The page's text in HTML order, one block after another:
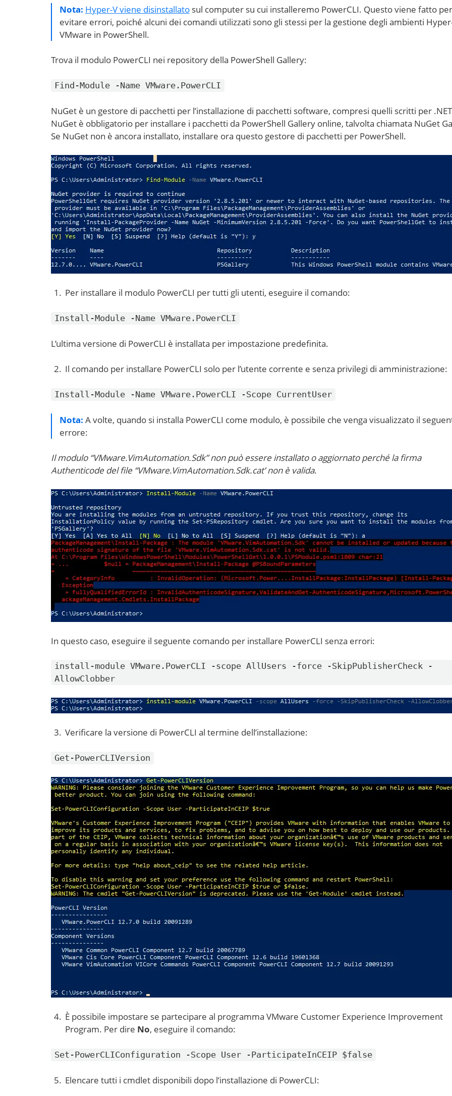
Nota: Hyper-V viene disinstallatosul computer su cui installeremo PowerCLI. Questo viene fatto per
evitare errori, poiché alcuni dei comandi utilizzati sono gli stessi per la gestione degli ambienti
VMware in PowerShell.
Trova il modulo PowerCLI nei repository della PowerShell Gallery:
Find-Module -Name VMware.PowerCLI
NuGet è un gestore di pacchetti per l’installazione di pacchetti software, compresi quelli scritti per
NuGet è obbligatorio per installare i pacchetti da PowerShell Gallery online, talvolta chiamata NuGet
Se NuGet non è ancora installato, installare ora questo gestore di pacchetti per PowerShell.
Per installare il modulo PowerCLI per tutti gli utenti, eseguire il comando:
Install-Module -Name VMware.PowerCLI
L’ultima versione di PowerCLI è installata per impostazione predefinita.
Il comando per installare PowerCLI solo per l’utente corrente e senza privilegi di amministrazione:
Install-Module -Name VMware.PowerCLI -Scope CurrentUser
Nota: A volte, quando si installa PowerCLI come modulo, è possibile che venga visualizzato il
errore:
Il modulo “VMware.VimAutomation.Sdk” non può essere installato o aggiornato perché la firma
Authenticode del file “VMware.VimAutomation.Sdk.cat’ non è valida.
In questo caso, eseguire il seguente comando per installare PowerCLI senza errori:
install-module VMware.PowerCLI -scope AllUsers -force -SkipPublisherCheck -
AllowClobber
Verificare la versione di PowerCLI al termine dell’installazione:
Get-PowerCLIVersion
È possibile impostare se partecipare al programma VMware Customer Experience Improvement
Program. Per dire No, eseguire il comando:
Set-PowerCLIConfiguration -Scope User -ParticipateInCEIP $false
Elencare tutti i cmdlet disponibili dopo l’installazione di PowerCLI: